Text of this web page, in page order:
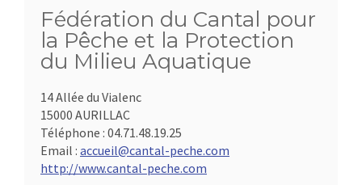
Fédération du Cantal pour
la Pêche et la Protection
du Milieu Aquatique
14 Allée du Vialenc
15000 AURILLAC
Téléphone : 04.71.48.19.25
Email : accueil@cantal-peche.com
http://www.cantal-peche.com